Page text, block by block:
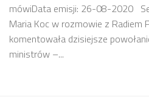
mówiData emisji: 26-08-2020
Maria Koc w rozmowie z Radiem
komentowała dzisiejsze
ministrów –...